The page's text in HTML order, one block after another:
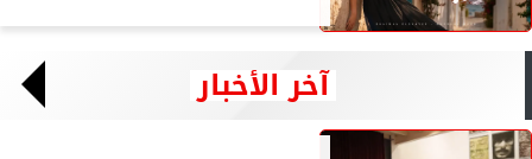
آخر الأخبار